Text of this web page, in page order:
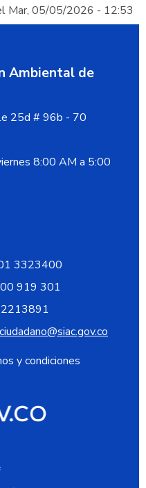
Mar, 05/05/2026 - 12:53
Ambiental de
25d # 96b - 70
8:00 AM a 5:00
3323400
919 301
y condiciones